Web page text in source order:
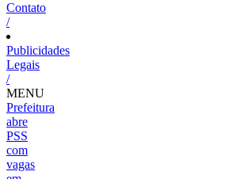
Contato
/
Publicidades
Legais
/
MENU
Prefeitura
abre
PSS
com
vagas